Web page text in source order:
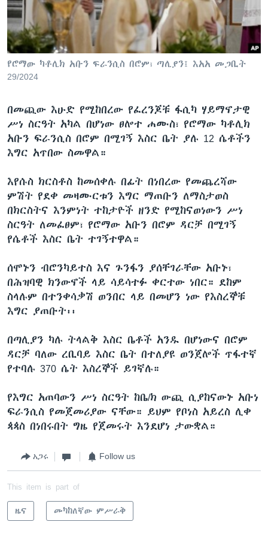
ቋንቋዎች
የሮማው ካቶሊክ አቡን ፍራንሲስ በሮም፣ ጣሊያን፤ እአአ መጋቢት
29/2024
በመጪው እሁድ የሚከበረው የፈረንጆቹ ፋሲካ ሃይማኖታዊ
ሥነ ስርዓት አካል በሆነው ፀሎተ ሐሙስ፣ የሮማው ካቶሊክ
አቡን ፍራንሲስ በሮም በሚገኝ እስር ቤት ያሉ 12 ሴቶችን
እግር አጥበው ስመዋል።
እየሱስ ክርስቶስ ከመሰቀሉ በፊት በነበረው የመጨረሻው
ምሽት የደቀ መዛሙርቱን እግር ማጠቡን ለማስታወስ
በክርስትና እንምነት ተከታዮች ዘንድ የሚከናወነውን ሥነ
ስርዓት ለመፈፀም፣ የሮማው አቡን በሮም ዳርቻ በሚገኝ
የሴቶች እስር ቤት ተገኝተዋል።
ሰሞኑን ብሮንካይተስ እና ጉንፋን ያሰቸገራቸው አቡኑ፣
በሕዝባዊ ክንውኖች ላይ ሳይሳተፉ ቀርተው ነበር። ደከም
ስላሉም በተንቀሳቃሽ ወንበር ላይ በመሆን ነው የእስረኞቹ
እግር ያጠቡት፡፡
በጣሊያን ካሉ ትላልቅ እስር ቤቶች አንዱ በሆነውና በሮም
ዳርቻ ባለው ረቢባይ እስር ቤት በተለያዩ ወንጀሎች ጥፋተኛ
የተባሉ 370 ሴት እስረኞች ይገኛሉ።
የእግር አጠባውን ሥነ ስርዓት ከቤ/ክ ውጪ ሲያከናውኑ አቡነ
ፍራንሲስ የመጀመሪያው ናቸው። ይህም የቦነስ አይረስ ሊቀ
ጳጳስ በነበሩበት ግዜ የጀመሩት እንደሆነ ታውቋል።
አጋሩ Follow us
This item is part of
ዜና መካከለኛው ምሥራቅ